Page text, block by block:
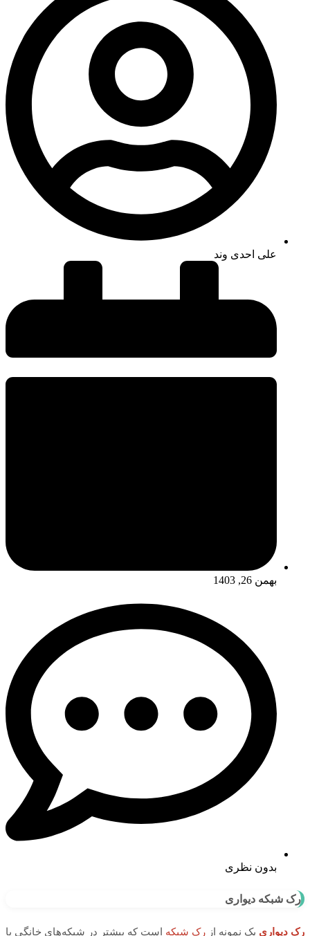
علی احدی وند
بهمن 26, 1403
بدون نظری
رک شبکه دیواری
رک دیواری یک نمونه از رک شبکه است که بیشتر در شبکه‌های خانگی یا